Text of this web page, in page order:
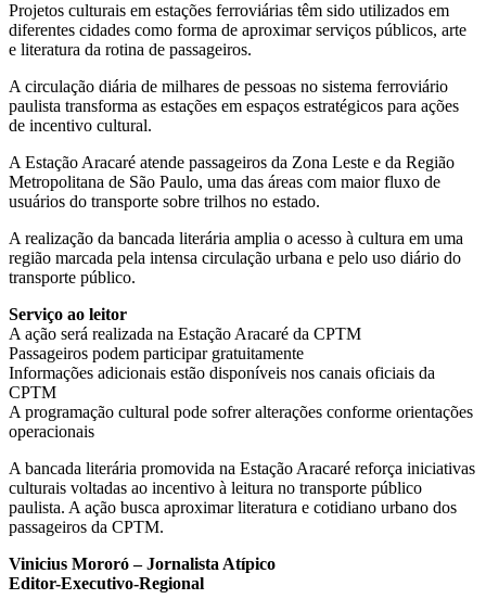
Projetos culturais em estações ferroviárias têm sido utilizados em
diferentes cidades como forma de aproximar serviços públicos, arte
e literatura da rotina de passageiros.
A circulação diária de milhares de pessoas no sistema ferroviário
paulista transforma as estações em espaços estratégicos para ações
de incentivo cultural.
A Estação Aracaré atende passageiros da Zona Leste e da Região
Metropolitana de São Paulo, uma das áreas com maior fluxo de
usuários do transporte sobre trilhos no estado.
A realização da bancada literária amplia o acesso à cultura em uma
região marcada pela intensa circulação urbana e pelo uso diário do
transporte público.
Serviço ao leitor
A ação será realizada na Estação Aracaré da CPTM
Passageiros podem participar gratuitamente
Informações adicionais estão disponíveis nos canais oficiais da
CPTM
A programação cultural pode sofrer alterações conforme orientações
operacionais
A bancada literária promovida na Estação Aracaré reforça iniciativas
culturais voltadas ao incentivo à leitura no transporte público
paulista. A ação busca aproximar literatura e cotidiano urbano dos
passageiros da CPTM.
Vinicius Mororó – Jornalista Atípico
Editor-Executivo-Regional